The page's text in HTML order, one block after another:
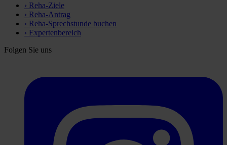
› Reha-Ziele
› Reha-Antrag
› Reha-Sprechstunde buchen
› Expertenbereich
Folgen Sie uns